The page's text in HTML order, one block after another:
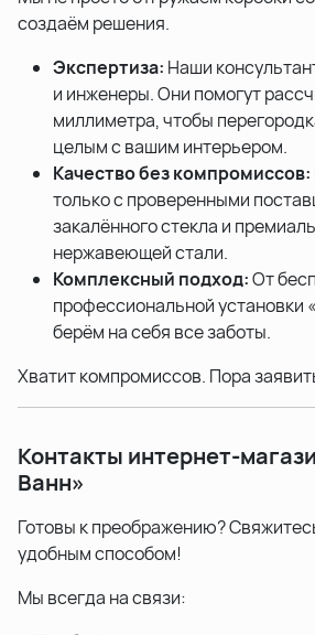
создаём решения.
Экспертиза: Наши
и инженеры. Они помогут
миллиметра, чтобы
целым с вашим интерьером.
Качество без компромиссов:
только с проверенными
закалённого стекла и
нержавеющей стали.
Комплексный подход:От
профессиональной установки
берём на себя все заботы.
Хватит компромиссов. Пора
Контакты интернет-
Ванн»
Готовы к преображению?
удобным способом!
Мы всегда на связи: